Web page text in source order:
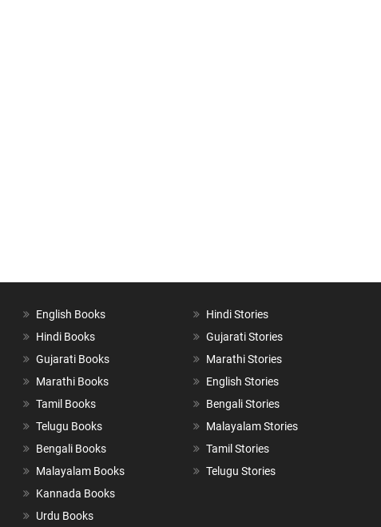
English Books
Hindi Books
Gujarati Books
Marathi Books
Tamil Books
Telugu Books
Bengali Books
Malayalam Books
Kannada Books
Urdu Books
Hindi Stories
Gujarati Stories
Marathi Stories
English Stories
Bengali Stories
Malayalam Stories
Tamil Stories
Telugu Stories